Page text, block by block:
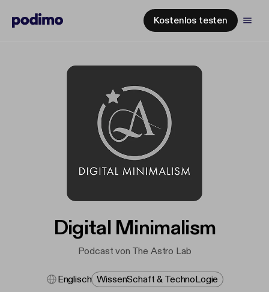
Kostenlos testen
Digital Minimalism
Podcast von The Astro Lab
Englisch Wissen​schaft & Techno​logie